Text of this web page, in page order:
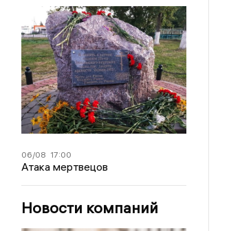
06/08 17:00
Атака мертвецов
Новости компаний